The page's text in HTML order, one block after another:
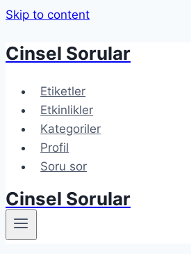
Skip to content
Cinsel Sorular
Etiketler
Etkinlikler
Kategoriler
Profil
Soru sor
Cinsel Sorular